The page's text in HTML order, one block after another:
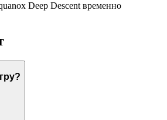
Deep Descent временно